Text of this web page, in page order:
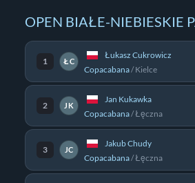
OPEN BIAŁE-NIEBIESKIE
1 ŁC
Łukasz Cukrowicz
Copacabana/Kielce
2 JK
Jan Kukawka
Copacabana/Łęczna
3 JC
Jakub Chudy
Copacabana/Łęczna